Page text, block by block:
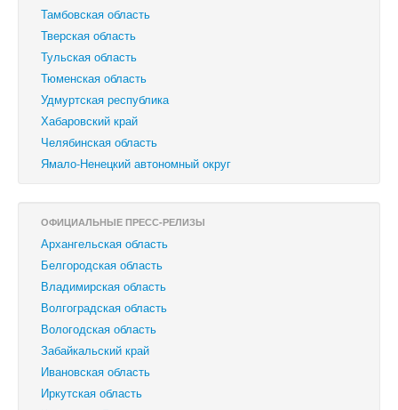
Тамбовская область
Тверская область
Тульская область
Тюменская область
Удмуртская республика
Хабаровский край
Челябинская область
Ямало-Ненецкий автономный округ
ОФИЦИАЛЬНЫЕ ПРЕСС-РЕЛИЗЫ
Архангельская область
Белгородская область
Владимирская область
Волгоградская область
Вологодская область
Забайкальский край
Ивановская область
Иркутская область